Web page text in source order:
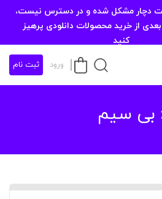
دچار مشکل شده و در دسترس نیست،
بعدی از خرید محصولات دانلودی پرهیز
کنید
ورود ثبت نام
بی سیم